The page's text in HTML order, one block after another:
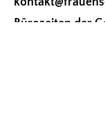
Bürozeiten der